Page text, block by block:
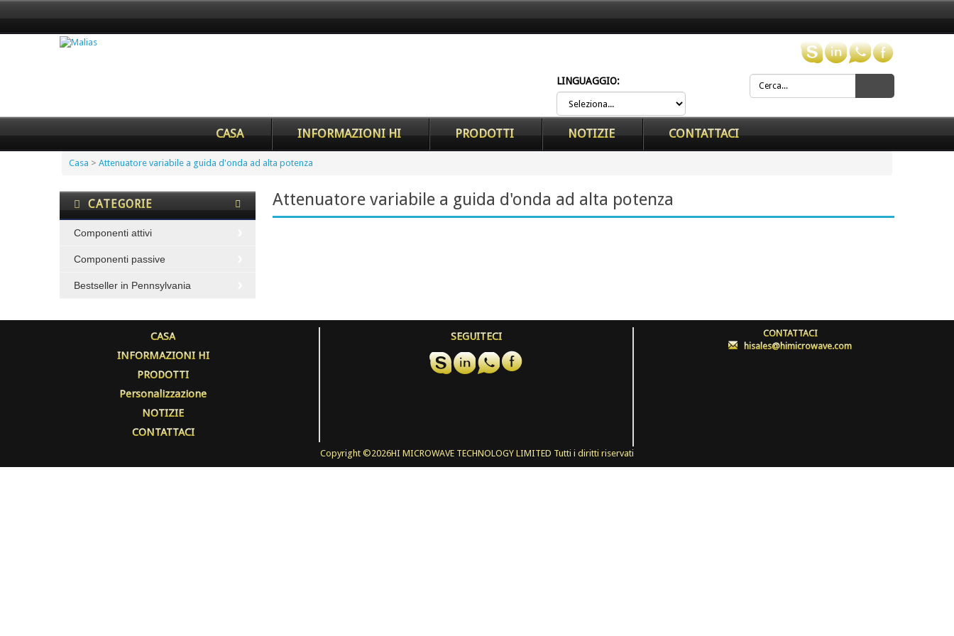
LINGUAGGIO:
CASA INFORMAZIONI HI PRODOTTI NOTIZIE CONTATTACI
Casa > Attenuatore variabile a guida d'onda ad alta potenza
CATEGORIE
Componenti attivi
Componenti passive
Bestseller in Pennsylvania
Attenuatore variabile a guida d'onda ad alta potenza
CASA
INFORMAZIONI HI
PRODOTTI
Personalizzazione
NOTIZIE
CONTATTACI
SEGUITECI
CONTATTACI
:hisales@himicrowave.com
Copyright ©2026HI MICROWAVE TECHNOLOGY LIMITED Tutti i diritti riservati